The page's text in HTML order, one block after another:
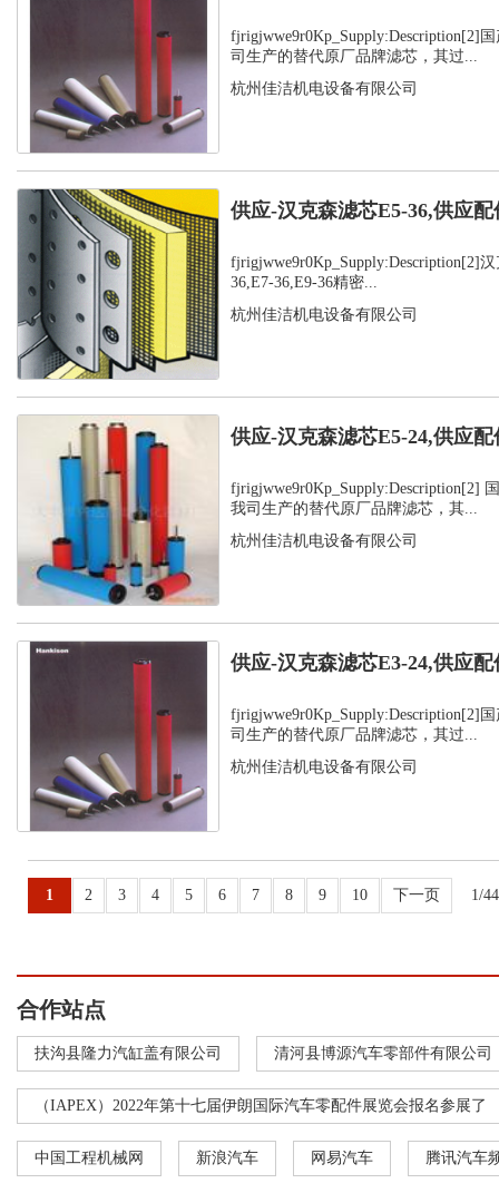
fjrigjwwe9r0Kp_Supply:Description[2]
司生产的替代原厂品牌滤芯，其过...
杭州佳洁机电设备有限公司
供应-汉克森滤芯E5-36,供应配
fjrigjwwe9r0Kp_Supply:Description[2]
36,E7-36,E9-36精密...
杭州佳洁机电设备有限公司
供应-汉克森滤芯E5-24,供应配
fjrigjwwe9r0Kp_Supply:Description[2]
我司生产的替代原厂品牌滤芯，其...
杭州佳洁机电设备有限公司
供应-汉克森滤芯E3-24,供应配
fjrigjwwe9r0Kp_Supply:Description[2]
司生产的替代原厂品牌滤芯，其过...
杭州佳洁机电设备有限公司
1 2 3 4 5 6 7 8 9 10 下一页 1/
合作站点
扶沟县隆力汽缸盖有限公司 清河县博源汽车零部件有限公司
（IAPEX）2022年第十七届伊朗国际汽车零配件展览会报名参展了
中国工程机械网 新浪汽车 网易汽车 腾讯汽车